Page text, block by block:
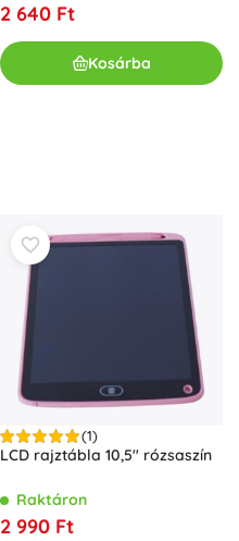
2 640 Ft
Kosárba
(1)
LCD rajztábla 10,5" rózsaszín
Raktáron
2 990 Ft